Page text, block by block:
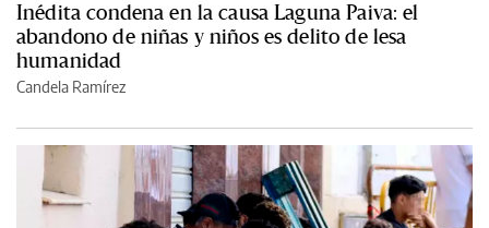
Inédita condena en la causa Laguna Paiva: el
abandono de niñas y niños es delito de lesa
humanidad
Candela Ramírez